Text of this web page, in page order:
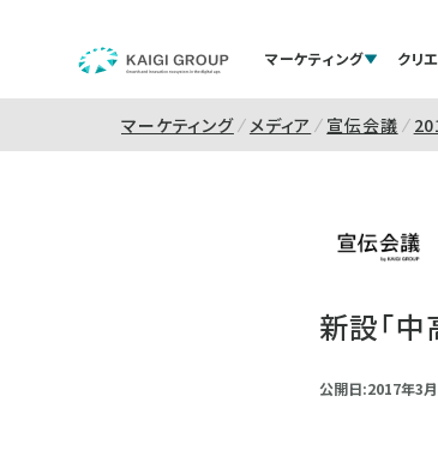
マーケティング クリ
マーケティング メディア 宣伝会議
新設「
公開日:2017年3